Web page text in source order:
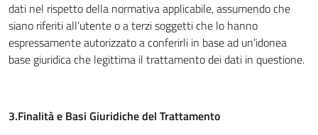
dati nel rispetto della normativa applicabile, assumendo che
siano riferiti all’utente o a terzi soggetti che lo hanno
espressamente autorizzato a conferirli in base ad un’idonea
base giuridica che legittima il trattamento dei dati in questione.
3.Finalità e Basi Giuridiche del Trattamento